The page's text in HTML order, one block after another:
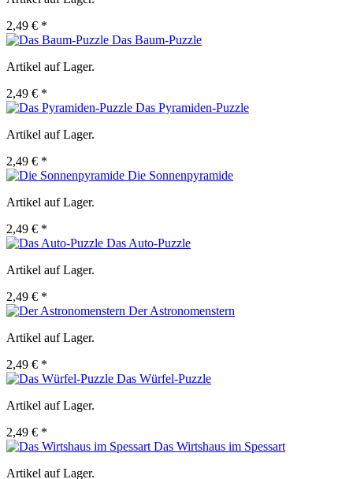
2,49 € *
Das Baum-Puzzle
Artikel auf Lager.
2,49 € *
Das Pyramiden-Puzzle
Artikel auf Lager.
2,49 € *
Die Sonnenpyramide
Artikel auf Lager.
2,49 € *
Das Auto-Puzzle
Artikel auf Lager.
2,49 € *
Der Astronomenstern
Artikel auf Lager.
2,49 € *
Das Würfel-Puzzle
Artikel auf Lager.
2,49 € *
Das Wirtshaus im Spessart
Artikel auf Lager.